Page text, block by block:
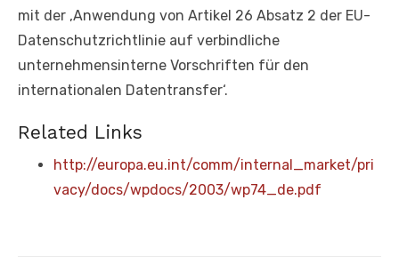
mit der ‚Anwendung von Artikel 26 Absatz 2 der EU-
Datenschutzrichtlinie auf verbindliche
unternehmensinterne Vorschriften für den
internationalen Datentransfer‘.
Related Links
http://europa.eu.int/comm/internal_market/pri
vacy/docs/wpdocs/2003/wp74_de.pdf